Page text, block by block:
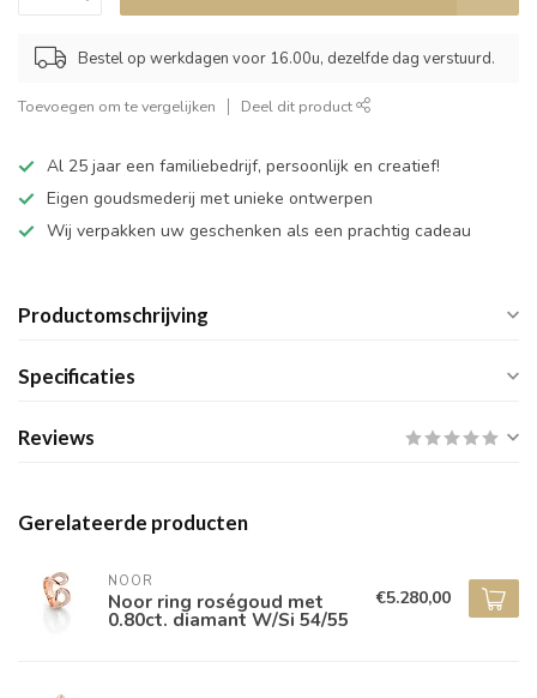
Bestel op werkdagen voor 16.00u, dezelfde dag verstuurd.
Toevoegen om te vergelijken Deel dit product
Al 25 jaar een familiebedrijf, persoonlijk en creatief!
Eigen goudsmederij met unieke ontwerpen
Wij verpakken uw geschenken als een prachtig cadeau
Productomschrijving
Specificaties
Reviews
Gerelateerde producten
NOOR
Noor ring roségoud met
0.80ct. diamant W/Si 54/55
€5.280,00